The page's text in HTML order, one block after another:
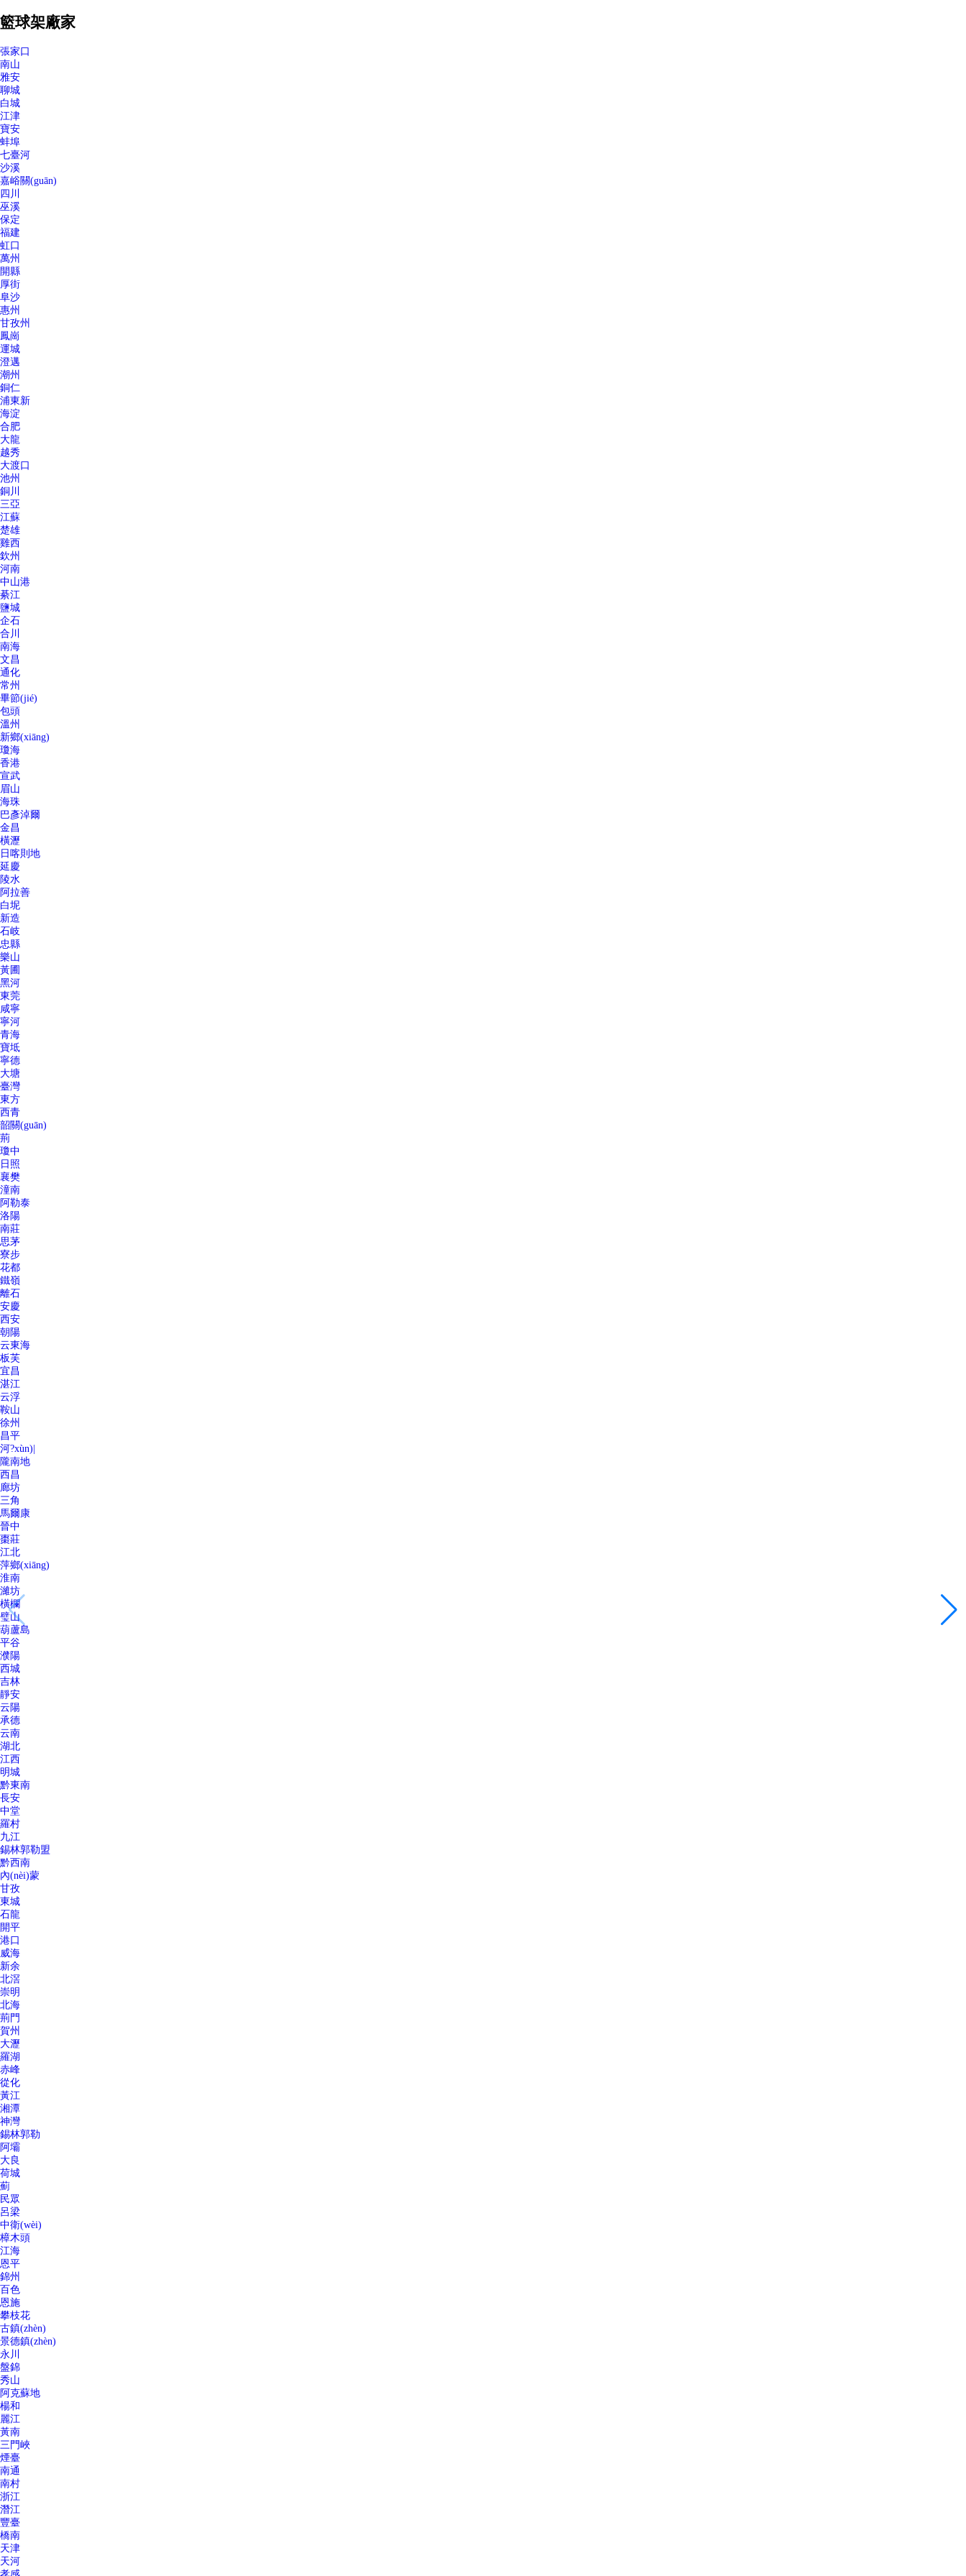
籃球架廠家
張家口
南山
雅安
聊城
白城
江津
寶安
蚌埠
七臺河
沙溪
嘉峪關(guān)
四川
巫溪
保定
福建
虹口
萬州
開縣
厚街
阜沙
惠州
甘孜州
鳳崗
運城
澄邁
潮州
銅仁
浦東新
海淀
合肥
大龍
越秀
大渡口
池州
銅川
三亞
江蘇
楚雄
雞西
欽州
河南
中山港
綦江
鹽城
企石
合川
南海
文昌
通化
常州
畢節(jié)
包頭
溫州
新鄉(xiāng)
瓊海
香港
宣武
眉山
海珠
巴彥淖爾
金昌
橫瀝
日喀則地
延慶
陵水
阿拉善
白坭
新造
石岐
忠縣
樂山
黃圃
黑河
東莞
咸寧
寧河
青海
寶坻
寧德
大塘
臺灣
東方
西青
韶關(guān)
荊
瓊中
日照
襄樊
潼南
阿勒泰
洛陽
南莊
思茅
寮步
花都
鐵嶺
離石
安慶
西安
朝陽
云東海
板芙
宜昌
湛江
云浮
鞍山
徐州
昌平
河?xùn)|
隴南地
西昌
廊坊
三角
馬爾康
晉中
棗莊
江北
萍鄉(xiāng)
淮南
濰坊
橫欄
璧山
葫蘆島
平谷
濮陽
西城
吉林
靜安
云陽
承德
云南
湖北
江西
明城
黔東南
長安
中堂
羅村
九江
錫林郭勒盟
黔西南
內(nèi)蒙
甘孜
東城
石龍
開平
港口
威海
新余
北滘
崇明
北海
荊門
賀州
大瀝
羅湖
赤峰
從化
黃江
湘潭
神灣
錫林郭勒
阿壩
大良
荷城
薊
民眾
呂梁
中衛(wèi)
樟木頭
江海
恩平
錦州
百色
恩施
攀枝花
古鎮(zhèn)
景德鎮(zhèn)
永川
盤錦
秀山
阿克蘇地
楊和
麗江
黃南
三門峽
煙臺
南通
南村
浙江
潛江
豐臺
橋南
天津
天河